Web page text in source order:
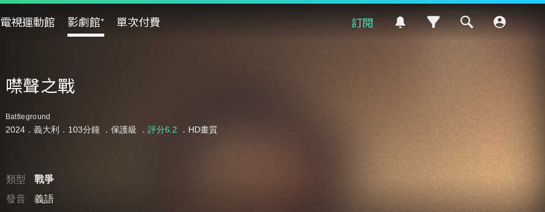
電視運動館 影劇館⁺ 單次付費 訂閱
噤聲之戰
Battleground
2024．義大利．103分鐘 ． 保護級 ． 評分6.2 ．HD畫質
類型
戰爭
發音
義語